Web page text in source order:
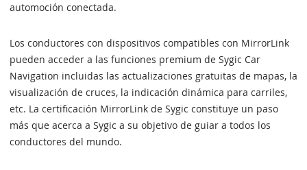
automoción conectada.
Los conductores con dispositivos compatibles con MirrorLink
pueden acceder a las funciones premium de Sygic Car
Navigation incluidas las actualizaciones gratuitas de mapas, la
visualización de cruces, la indicación dinámica para carriles,
etc. La certificación MirrorLink de Sygic constituye un paso
más que acerca a Sygic a su objetivo de guiar a todos los
conductores del mundo.